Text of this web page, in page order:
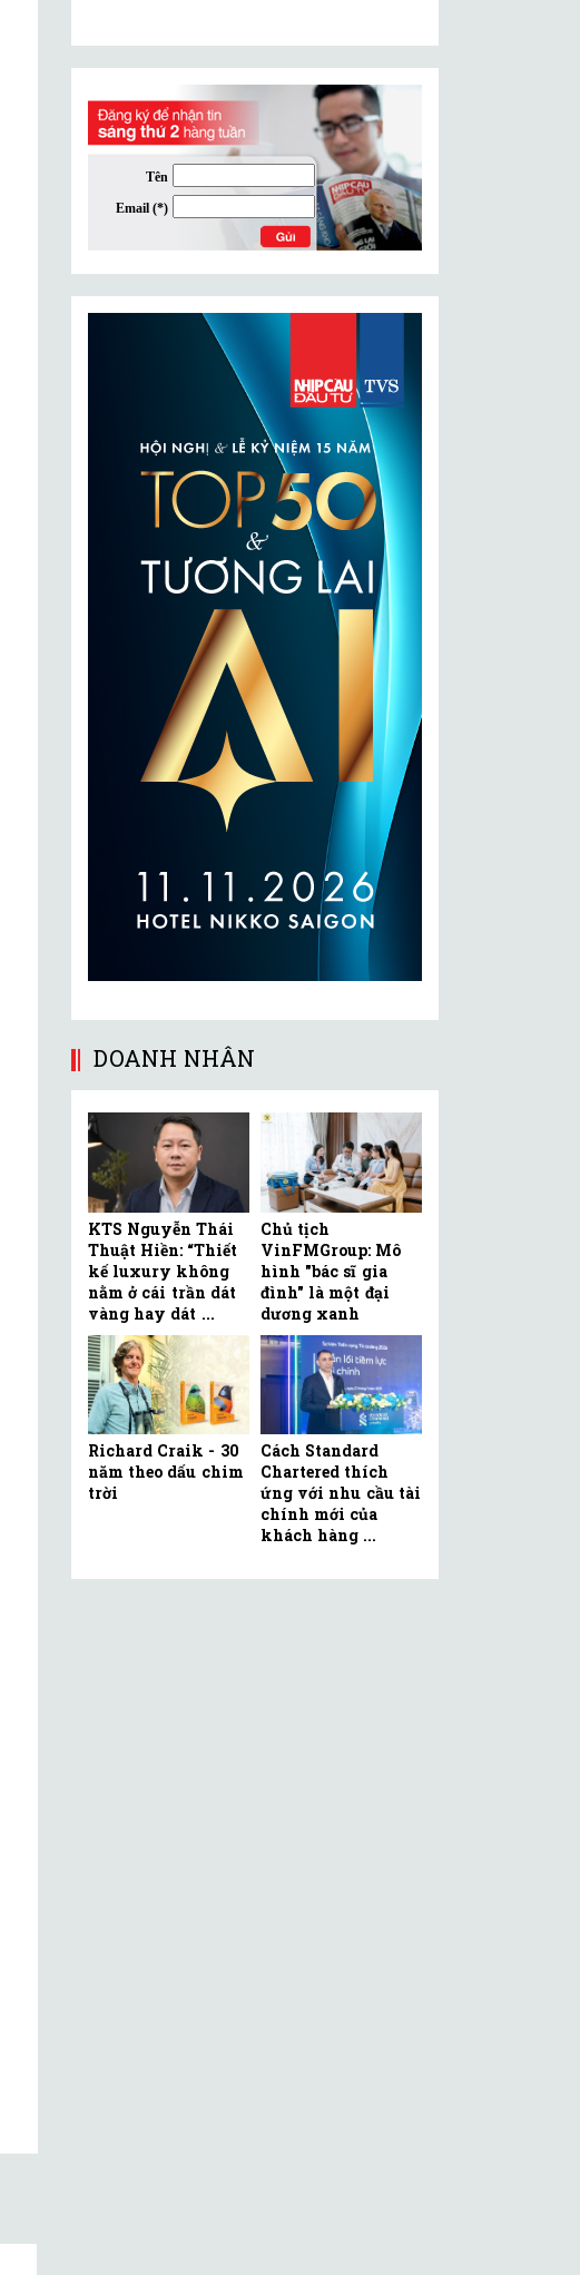
DOANH NHÂN
KTS Nguyễn Thái
Thuật Hiền: “Thiết
kế luxury không
nằm ở cái trần dát
vàng hay dát ...
Chủ tịch
VinFMGroup: Mô
hình "bác sĩ gia
đình" là một đại
dương xanh
Richard Craik - 30
năm theo dấu chim
trời
Cách Standard
Chartered thích
ứng với nhu cầu tài
chính mới của
khách hàng ...